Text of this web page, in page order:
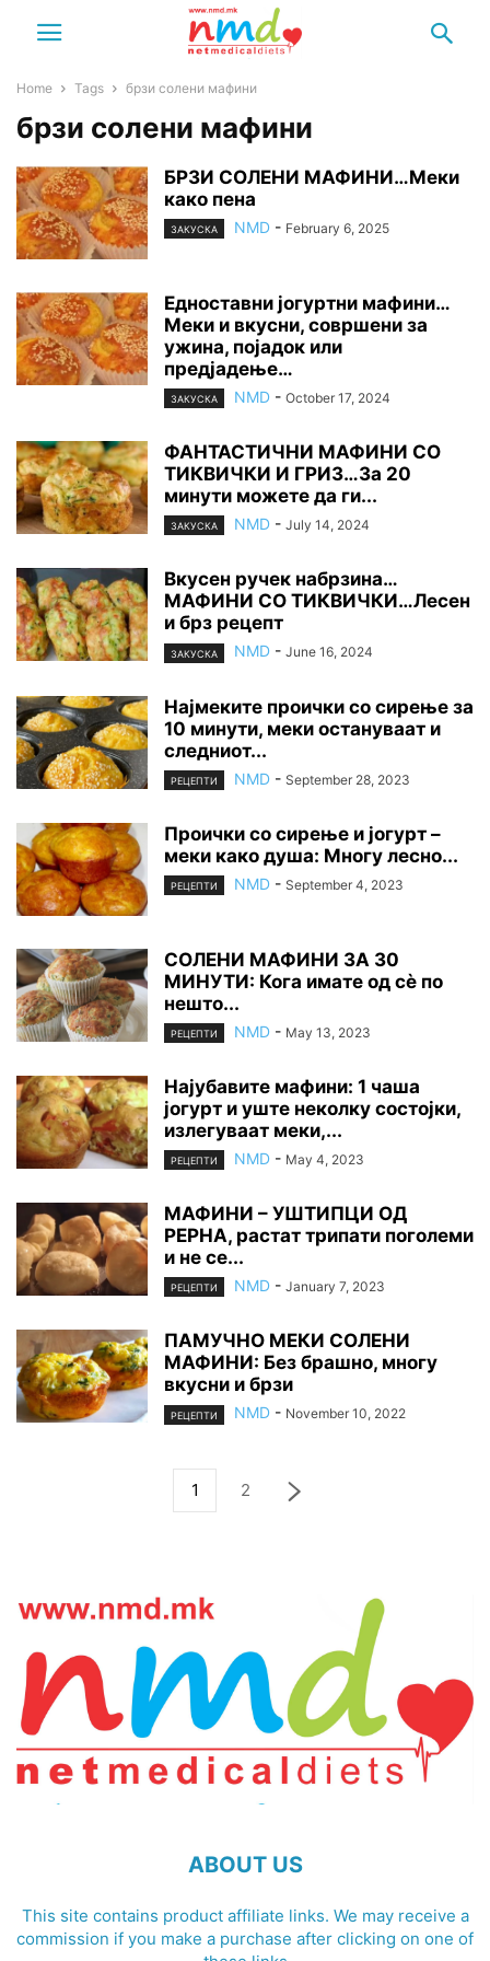
Home Tags брзи солени мафини
брзи солени мафини
БРЗИ СОЛЕНИ МАФИНИ…Меки
како пена
ЗАКУСКА NMD - February 6, 2025
Едноставни јогуртни мафини…
Меки и вкусни, совршени за
ужина, појадок или
предјадење…
ЗАКУСКА NMD - October 17, 2024
ФАНТАСТИЧНИ МАФИНИ СО
ТИКВИЧКИ И ГРИЗ…За 20
минути можете да ги...
ЗАКУСКА NMD - July 14, 2024
Вкусен ручек набрзина…
МАФИНИ СО ТИКВИЧКИ…Лесен
и брз рецепт
ЗАКУСКА NMD - June 16, 2024
Најмеките проички со сирење за
10 минути, меки остануваат и
следниот...
РЕЦЕПТИ NMD - September 28, 2023
Проички со сирење и јогурт –
меки како душа: Многу лесно...
РЕЦЕПТИ NMD - September 4, 2023
СОЛЕНИ МАФИНИ ЗА 30
МИНУТИ: Кога имате од сѐ по
нешто...
РЕЦЕПТИ NMD - May 13, 2023
Најубавите мафини: 1 чаша
јогурт и уште неколку состојки,
излегуваат меки,...
РЕЦЕПТИ NMD - May 4, 2023
МАФИНИ – УШТИПЦИ ОД
РЕРНА, растат трипати поголеми
и не се...
РЕЦЕПТИ NMD - January 7, 2023
ПАМУЧНО МЕКИ СОЛЕНИ
МАФИНИ: Без брашно, многу
вкусни и брзи
РЕЦЕПТИ NMD - November 10, 2022
1 2
ABOUT US
This site contains product affiliate links. We may receive a
commission if you make a purchase after clicking on one of